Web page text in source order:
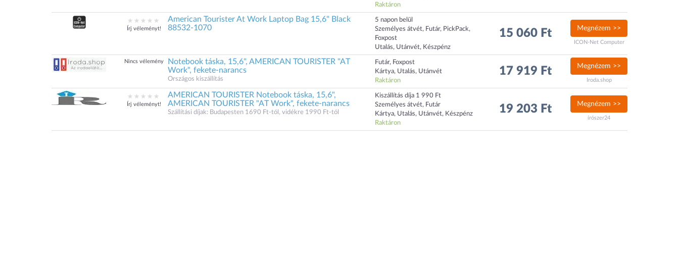
Raktáron
Írj véleményt!
American Tourister At Work Laptop Bag 15,6" Black
88532-1070
5 napon belül
Személyes átvét, Futár, PickPack,
Foxpost
Utalás, Utánvét, Készpénz
15 060 Ft Megnézem >>
ICON-Net Computer
Nincs vélemény
Notebook táska, 15,6", AMERICAN TOURISTER "AT
Work", fekete-narancs
Országos kiszállítás
Futár, Foxpost
Kártya, Utalás, Utánvét
Raktáron
17 919 Ft Megnézem >>
Iroda.shop
Írj véleményt!
AMERICAN TOURISTER Notebook táska, 15,6",
AMERICAN TOURISTER "AT Work", fekete-narancs
Szállítási díjak: Budapesten 1690 Ft-tól, vidékre 1990 Ft-tól
Kiszállítás díja 1 990 Ft
Személyes átvét, Futár
Kártya, Utalás, Utánvét, Készpénz
Raktáron
19 203 Ft Megnézem >>
írószer24